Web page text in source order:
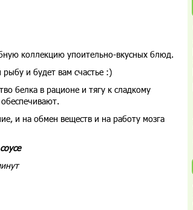
коллекцию упоительно-вкусных блюд.
и будет вам счастье :)
белка в рационе и тягу к сладкому
и на обмен веществ и на работу мозга